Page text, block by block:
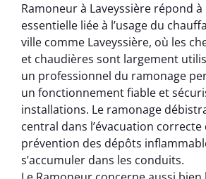
Ramoneur à Laveyssière répond
essentielle liée à l’usage du
ville comme Laveyssière, où les
et chaudières sont largement
un professionnel du ramonage
un fonctionnement fiable et
installations. Le ramonage
central dans l’évacuation correcte
prévention des dépôts
s’accumuler dans les conduits.